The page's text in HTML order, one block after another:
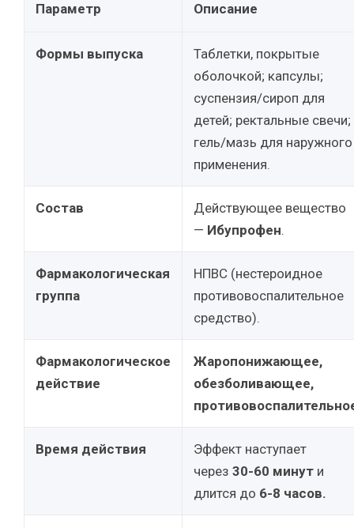
Параметр Описание
Формы выпуска
Таблетки, покрытые
оболочкой; капсулы;
суспензия/сироп для
детей; ректальные свечи;
гель/мазь для наружного
применения.
Состав
Действующее вещество
— Ибупрофен.
Фармакологическая
группа
НПВС (нестероидное
противовоспалительное
средство).
Фармакологическое
действие
Жаропонижающее,
обезболивающее,
Время действия
Эффект наступает
через 30-60 минут и
длится до 6-8 часов.